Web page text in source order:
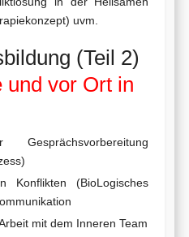
uvm.
(Teil 2)
und vor Ort in
Konflikten (BioLogisches
mit dem Inneren Team